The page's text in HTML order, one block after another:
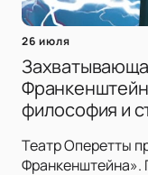
26 июля
философия и
Театр Оперетты
Франкенштейна».